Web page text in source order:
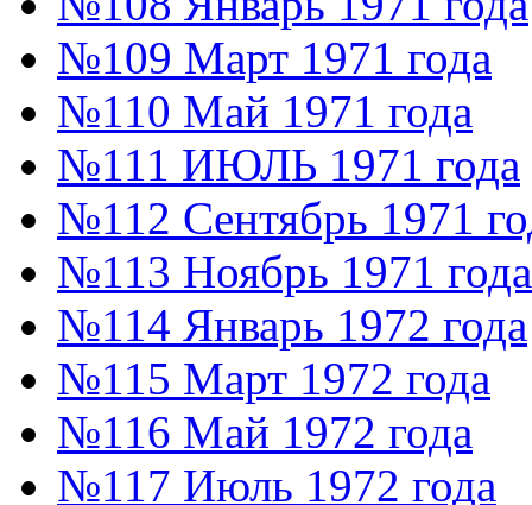
№109 Март 1971 года
№110 Май 1971 года
№111 ИЮЛЬ 1971 года
№112 Сентябрь 1971
№113 Ноябрь 1971 года
№114 Январь 1972 года
№115 Март 1972 года
№116 Май 1972 года
№117 Июль 1972 года